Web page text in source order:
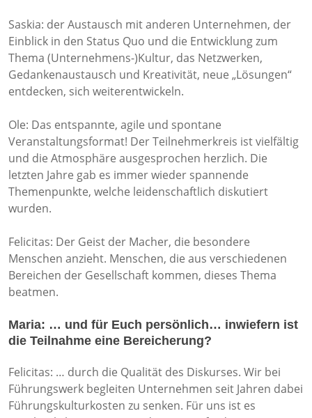
Saskia: der Austausch mit anderen Unternehmen, der
Einblick in den Status Quo und die Entwicklung zum
Thema (Unternehmens-)Kultur, das Netzwerken,
Gedankenaustausch und Kreativität, neue „Lösungen“
entdecken, sich weiterentwickeln.
Ole: Das entspannte, agile und spontane
Veranstaltungsformat! Der Teilnehmerkreis ist vielfältig
und die Atmosphäre ausgesprochen herzlich. Die
letzten Jahre gab es immer wieder spannende
Themenpunkte, welche leidenschaftlich diskutiert
wurden.
Felicitas: Der Geist der Macher, die besondere
Menschen anzieht. Menschen, die aus verschiedenen
Bereichen der Gesellschaft kommen, dieses Thema
beatmen.
Maria: … und für Euch persönlich… inwiefern ist
die Teilnahme eine Bereicherung?
Felicitas: … durch die Qualität des Diskurses. Wir bei
Führungswerk begleiten Unternehmen seit Jahren dabei
Führungskulturkosten zu senken. Für uns ist es